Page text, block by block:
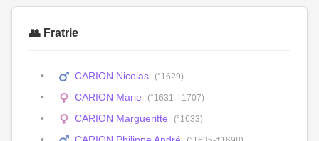
👥 Fratrie
CARION Nicolas (°1629)
CARION Marie (°1631-†1707)
CARION Margueritte (°1633)